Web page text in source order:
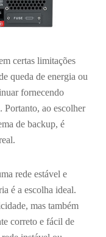
certas limitações
queda de energia ou
fornecendo
Portanto, ao escolher
de backup, é
rede estável e
é a escolha ideal.
mas também
correto e fácil de